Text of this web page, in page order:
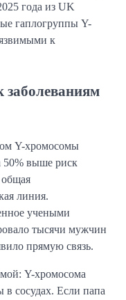
года из UK
гаплогруппы Y-
к
заболеваниям
Y-хромосомы
50% выше риск
общая
линия.
учеными
тысячи мужчин
прямую связь.
Y-хромосома
в сосудах. Если папа